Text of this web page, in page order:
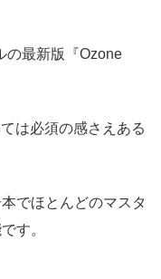
の最新版『Ozone
は必須の感さえある
でほとんどのマスタ
す。